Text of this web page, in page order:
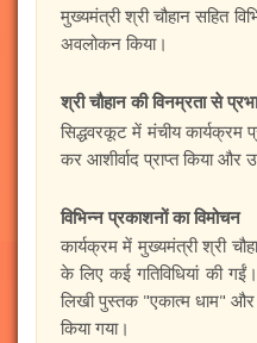
मुख्यमंत्री श्री चौहान सहित
अवलोकन किया।
श्री चौहान की विनम्रता से
सिद्धवरकूट में मंचीय कार्यक्रम
कर आशीर्वाद प्राप्त किया और
विभिन्न प्रकाशनों का विमोचन
कार्यक्रम में मुख्यमंत्री श्री
के लिए कई गतिविधियां की
लिखी पुस्तक "एकात्म धाम" और
किया गया।